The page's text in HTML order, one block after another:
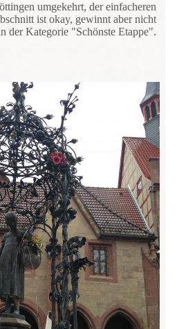
umgekehrt, der einfacheren
ist okay, gewinnt aber nicht
der Kategorie "Schönste Etappe".